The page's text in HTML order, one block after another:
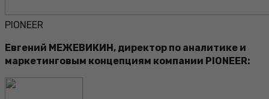
PIONEER
Евгений МЕЖЕВИКИН, директор по аналитике и
маркетинговым концепциям компании PIONEER: